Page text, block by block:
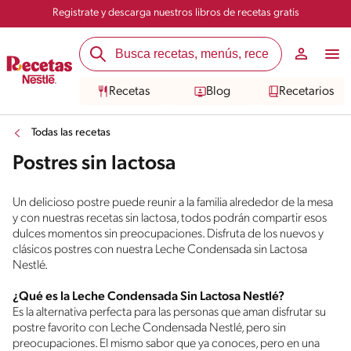
Registrate y descarga nuestros libros de recetas gratis
Recetas Blog Recetarios
Todas las recetas
Postres sin lactosa
Un delicioso postre puede reunir a la familia alrededor de la mesa
y con nuestras recetas sin lactosa, todos podrán compartir esos
dulces momentos sin preocupaciones. Disfruta de los nuevos y
clásicos postres con nuestra Leche Condensada sin Lactosa
Nestlé.
¿Qué es la Leche Condensada Sin Lactosa Nestlé?
Es la alternativa perfecta para las personas que aman disfrutar su
postre favorito con Leche Condensada Nestlé, pero sin
preocupaciones. El mismo sabor que ya conoces, pero en una